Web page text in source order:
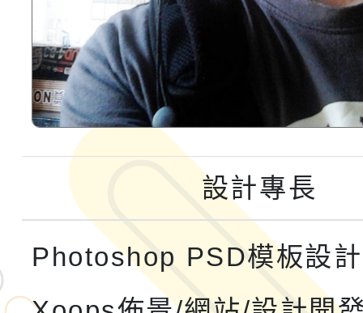
設計專長
Photoshop PSD模板設計